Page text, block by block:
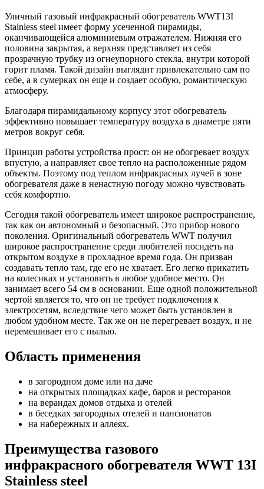
Уличный газовый инфракрасный обогреватель WWT13I
Stainless steel имеет форму усеченной пирамиды,
оканчивающейся алюминиевым отражателем. Нижняя его
половина закрытая, а верхняя представляет из себя
прозрачную трубку из огнеупорного стекла, внутри которой
горит пламя. Такой дизайн выглядит привлекательно сам по
себе, а в сумерках он еще и создает особую, романтическую
атмосферу.
Благодаря пирамидальному корпусу этот обогреватель
эффективно повышает температуру воздуха в диаметре пяти
метров вокруг себя.
Принцип работы устройства прост: он не обогревает воздух
впустую, а направляет свое тепло на расположенные рядом
объекты. Поэтому под теплом инфракрасных лучей в зоне
обогревателя даже в ненастную погоду можно чувствовать
себя комфортно.
Сегодня такой обогреватель имеет широкое распространение,
так как он автономный и безопасный. Это прибор нового
поколения. Оригинальный обогреватель WWT получил
широкое распространение среди любителей посидеть на
открытом воздухе в прохладное время года. Он призван
создавать тепло там, где его не хватает. Его легко прикатить
на колесиках и установить в любое удобное место. Он
занимает всего 54 см в основании. Еще одной положительной
чертой является то, что он не требует подключения к
электросетям, вследствие чего может быть установлен в
любом удобном месте. Так же он не перегревает воздух, и не
перемешивает его с пылью.
Область применения
в загородном доме или на даче
на открытых площадках кафе, баров и ресторанов
на верандах домов отдыха и отелей
в беседках загородных отелей и пансионатов
на набережных и аллеях.
Преимущества газового
инфракрасного обогревателя WWT 13I
Stainless steel